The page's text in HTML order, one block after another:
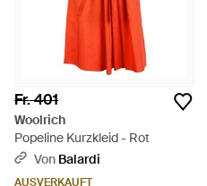
Fr. 401
Woolrich
Popeline Kurzkleid - Rot
Von Balardi
AUSVERKAUFT